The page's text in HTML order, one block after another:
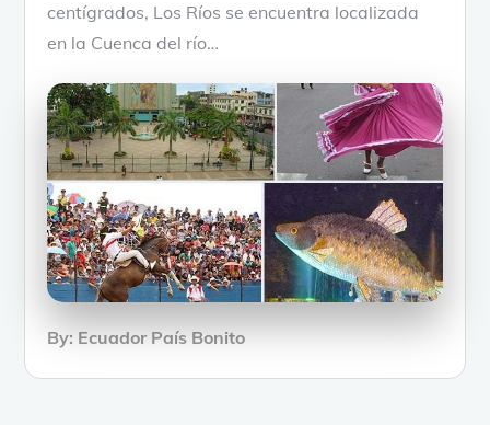
centígrados, Los Ríos se encuentra localizada
en la Cuenca del río…
By: Ecuador País Bonito